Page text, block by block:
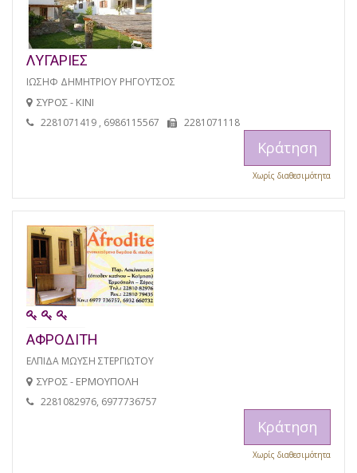
ΛΥΓΑΡΙΕΣ
ΙΩΣΗΦ ΔΗΜΗΤΡΙΟΥ ΡΗΓΟΥΤΣΟΣ
ΣΥΡΟΣ - ΚΙΝΙ
2281071419 , 6986115567 2281071118
Κράτηση
Χωρίς διαθεσιμότητα
ΑΦΡΟΔΙΤΗ
ΕΛΠΙΔΑ ΜΩΥΣΗ ΣΤΕΡΓΙΩΤΟΥ
ΣΥΡΟΣ - ΕΡΜΟΥΠΟΛΗ
2281082976, 6977736757
Κράτηση
Χωρίς διαθεσιμότητα